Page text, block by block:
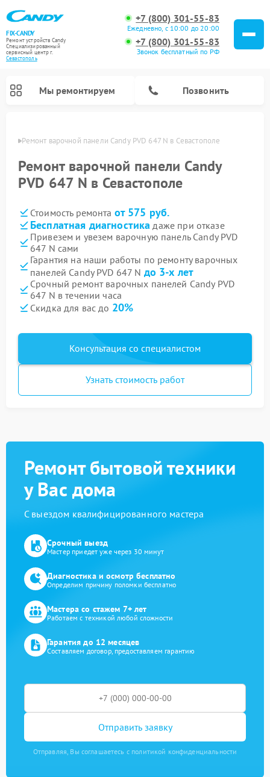
FIX-CANDY
Ремонт устройств Candy
Специализированный
cервисный центр г.
Севастополь
+7 (800) 301-55-83
Ежедневно, с 10:00 до 20:00
+7 (800) 301-55-83
Звонок бесплатный по РФ
Мы ремонтируем Позвонить
Ремонт варочной панели Candy PVD 647 N в Севастополе
Ремонт варочной панели Candy
PVD 647 N в Севастополе
Стоимость ремонта от 575 руб.
Бесплатная диагностика даже при отказе
Привезем и увезем варочную панель Candy PVD
647 N сами
Гарантия на наши работы по ремонту варочных
панелей Candy PVD 647 N до 3-х лет
Срочный ремонт варочных панелей Candy PVD
647 N в течении часа
Скидка для вас до 20%
Консультация со специалистом
Узнать стоимость работ
Ремонт бытовой техники
у Вас дома
С выездом квалифицированного мастера
Срочный выезд
Мастер приедет уже через 30 минут
Диагностика и осмотр бесплатно
Определим причину поломки бесплатно
Мастера со стажем 7+ лет
Работаем с техникой любой сложности
Гарантия до 12 месяцев
Составляем договор, предоставляем гарантию
Отправить заявку
Отправляя, Вы соглашаетесь с политикой конфиденциальности